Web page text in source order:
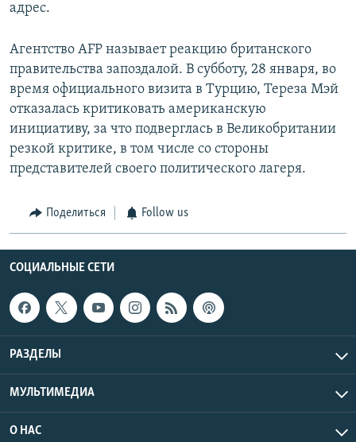
адрес.
Агентство AFP называет реакцию британского
правительства запоздалой. В субботу, 28 января, во
время официального визита в Турцию, Тереза Мэй
отказалась критиковать американскую
инициативу, за что подверглась в Великобритании
резкой критике, в том числе со стороны
представителей своего политического лагеря.
Поделиться Follow us
СОЦИАЛЬНЫЕ СЕТИ
РАЗДЕЛЫ
МУЛЬТИМЕДИА
О НАС